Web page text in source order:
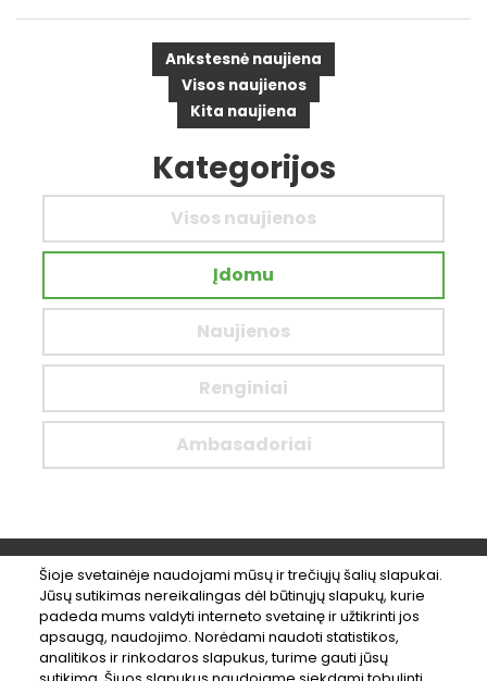
Ankstesnė naujiena
Visos naujienos
Kita naujiena
Kategorijos
Visos naujienos
Įdomu
Naujienos
Renginiai
Ambasadoriai
#LikeBikeKaunas
Šioje svetainėje naudojami mūsų ir trečiųjų šalių slapukai.
Jūsų sutikimas nereikalingas dėl būtinųjų slapukų, kurie
padeda mums valdyti interneto svetainę ir užtikrinti jos
apsaugą, naudojimo. Norėdami naudoti statistikos,
analitikos ir rinkodaros slapukus, turime gauti jūsų